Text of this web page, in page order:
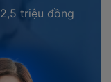
2,5 triệu đồng